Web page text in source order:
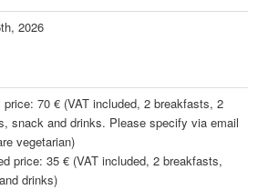
2026
price: 70 € (VAT included, 2 breakfasts, 2
snack and drinks. Please specify via email
vegetarian)
price: 35 € (VAT included, 2 breakfasts,
drinks)